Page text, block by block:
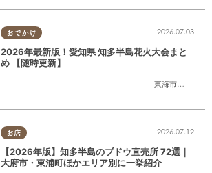
おでかけ
東海市
,大府市
2026.07.03
2026年最新版！愛知県 知多半島花火大会まと
め 【随時更新】
お店 2026.07.12
【2026年版】知多半島のブドウ直売所 72選｜
大府市・東浦町ほかエリア別に一挙紹介